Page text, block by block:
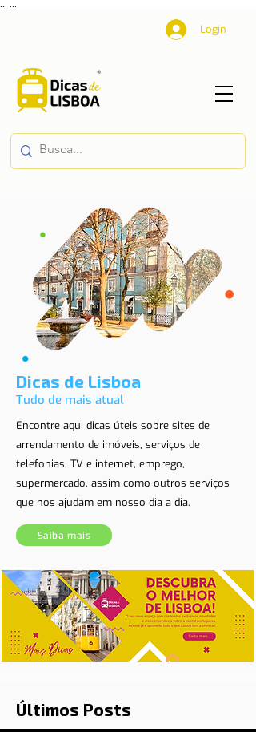
Login
Dicas de Lisboa
Tudo de mais atual
Encontre aqui dicas úteis sobre sites de
arrendamento de imóveis, serviços de
telefonias, TV e internet, emprego,
supermercado, assim como outros serviços
que nos ajudam em nosso dia a dia.
Saiba mais
Últimos Posts